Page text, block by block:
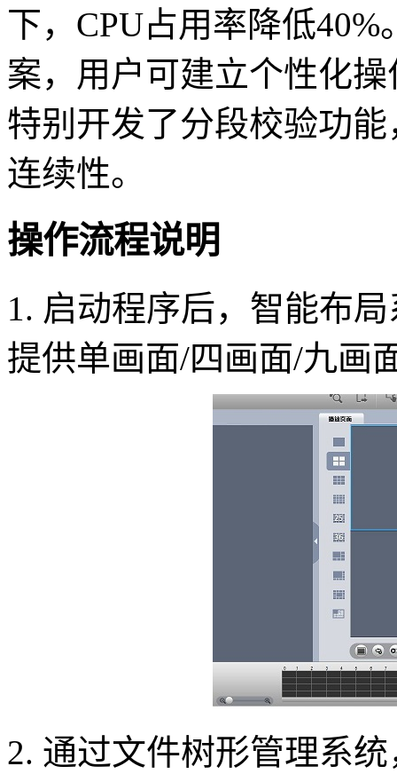
下，CPU占用率降低
案，用户可建立个性化
特别开发了分段校验功
连续性。
操作流程说明
1. 启动程序后，智能布
提供单画面/四画面/九画
2. 通过文件树形管理系